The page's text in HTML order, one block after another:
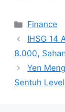
Categories
Finance
IHSG 14
8.000,
Yen
Sentuh